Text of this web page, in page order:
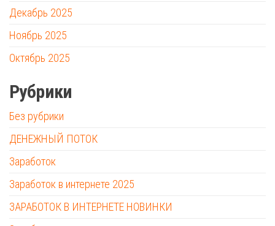
Декабрь 2025
Ноябрь 2025
Октябрь 2025
Рубрики
Без рубрики
ДЕНЕЖНЫЙ ПОТОК
Заработок
Заработок в интернете 2025
ЗАРАБОТОК В ИНТЕРНЕТЕ НОВИНКИ